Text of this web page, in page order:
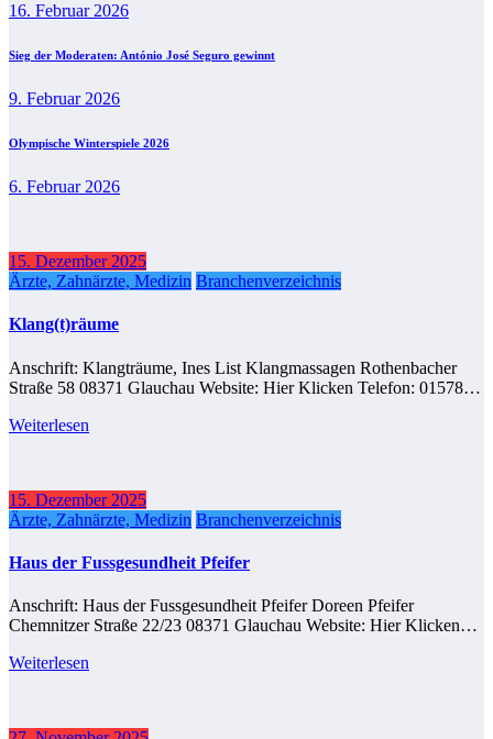
16. Februar 2026
Sieg der Moderaten: António José Seguro gewinnt
9. Februar 2026
Olympische Winterspiele 2026
6. Februar 2026
15. Dezember 2025
Ärzte, Zahnärzte, Medizin Branchenverzeichnis
Klang(t)räume
Anschrift: Klangträume, Ines List Klangmassagen Rothenbacher
Straße 58 08371 Glauchau Website: Hier Klicken Telefon: 01578…
Weiterlesen
15. Dezember 2025
Ärzte, Zahnärzte, Medizin Branchenverzeichnis
Haus der Fussgesundheit Pfeifer
Anschrift: Haus der Fussgesundheit Pfeifer Doreen Pfeifer
Chemnitzer Straße 22/23 08371 Glauchau Website: Hier Klicken…
Weiterlesen